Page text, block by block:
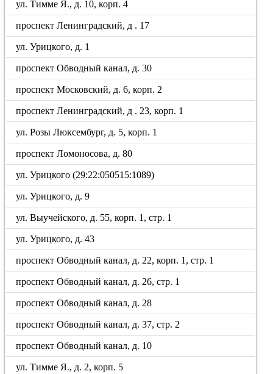
ул. Тимме Я., д. 10, корп. 4
проспект Ленинградский, д . 17
ул. Урицкого, д. 1
проспект Обводный канал, д. 30
проспект Московский, д. 6, корп. 2
проспект Ленинградский, д . 23, корп. 1
ул. Розы Люксембург, д. 5, корп. 1
проспект Ломоносова, д. 80
ул. Урицкого (29:22:050515:1089)
ул. Урицкого, д. 9
ул. Выучейского, д. 55, корп. 1, стр. 1
ул. Урицкого, д. 43
проспект Обводный канал, д. 22, корп. 1, стр. 1
проспект Обводный канал, д. 26, стр. 1
проспект Обводный канал, д. 28
проспект Обводный канал, д. 37, стр. 2
проспект Обводный канал, д. 10
ул. Тимме Я., д. 2, корп. 5